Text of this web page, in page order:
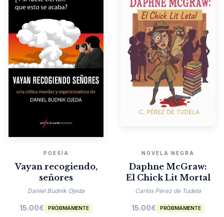
POESÍA
Vayan recogiendo,
señores
Daniel Budnik Ojeda
15.00€ PRÓXIMAMENTE
NOVELA NEGRA
Daphne McGraw:
El Chick Lit Mortal
Carlos Pérez de Tudela
15.00€ PRÓXIMAMENTE